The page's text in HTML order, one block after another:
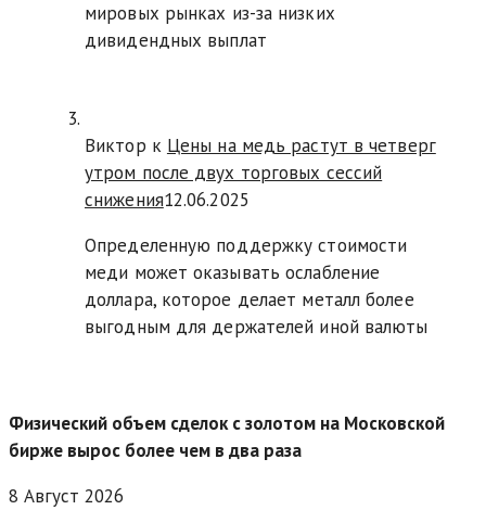
мировых рынках из-за низких
дивидендных выплат
Виктор к Цены на медь растут в четверг
утром после двух торговых сессий
снижения12.06.2025
Определенную поддержку стоимости
меди может оказывать ослабление
доллара, которое делает металл более
выгодным для держателей иной валюты
Физический объем сделок с золотом на Московской
бирже вырос более чем в два раза
8 Август 2026